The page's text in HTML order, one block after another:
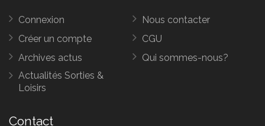
Connexion
Créer un compte
Archives actus
Actualités Sorties &
Loisirs
Nous contacter
CGU
Qui sommes-nous?
Contact